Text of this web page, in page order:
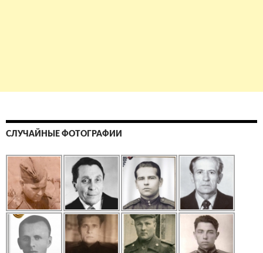
СЛУЧАЙНЫЕ ФОТОГРАФИИ